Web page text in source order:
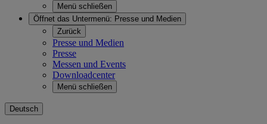
Menü schließen
Öffnet das Untermenü: Presse und Medien
Zurück
Presse und Medien
Presse
Messen und Events
Downloadcenter
Menü schließen
Deutsch